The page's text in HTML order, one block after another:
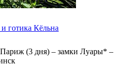
готика Кёльна
(3 дня) – замки Луары* –